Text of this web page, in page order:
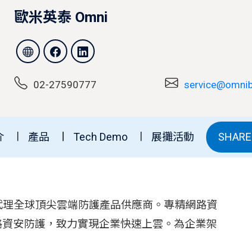
歐米英泰 Omni
02-27590777
產品 Tech Demo 展攤活動
全球頂尖雲端防護產品供應商。專精網路資
安防護，致力實現企業快速上雲。為企業架